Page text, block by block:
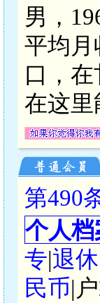
男，
平均月
口，
在这里
第490
个人档
专|退休
民币|